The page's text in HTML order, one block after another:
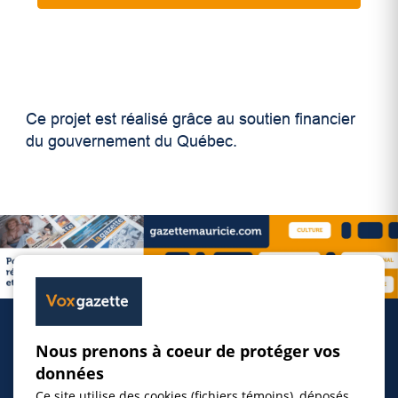
Ce projet est réalisé grâce au soutien financier
du gouvernement du Québec.
Nous prenons à coeur de protéger vos
données